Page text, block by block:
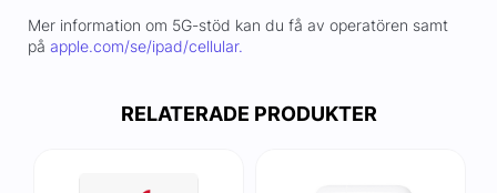
Mer information om 5G-stöd kan du få av operatören samt
på apple.com/se/ipad/cellular.
RELATERADE PRODUKTER